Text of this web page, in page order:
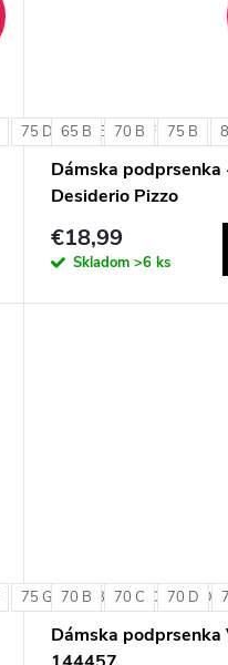
75 D 75 E 75 F 80 C
65 B 70 B 75 B
Dámska podprsenka
Desiderio Pizzo
€18,99
Skladom>6 ks
75 G 80 B 80 C 80 D
70 B 70 C 70 D
Dámska podprsenka